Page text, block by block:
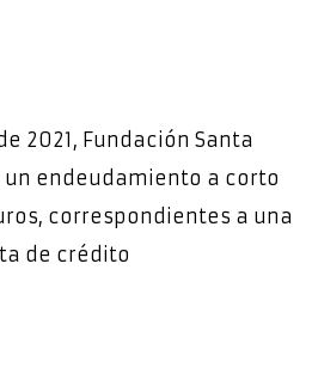
2021, Fundación Santa
endeudamiento a corto
correspondientes a una
de crédito